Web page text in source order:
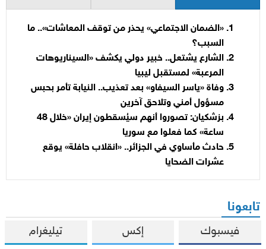
«الضمان الاجتماعي» يحذر من توقف المعاشات».. ما
السبب؟
الشارع يشتعل.. خبير دولي يكشف «السيناريوهات
المرعبة» لمستقبل ليبيا
وفاة «ياسر السيفاو» بعد تعذيب.. النيابة تأمر بحبس
مسؤول أمني وتلاحق آخرين
بزشكيان: تصوروا أنهم سيُسقطون إيران «خلال 48
ساعة» كما فعلوا مع سوريا
حادث مأساوي في الجزائر.. «انقلاب حافلة» يوقع
عشرات الضحايا
تابعونا
فيسبوك إكس تيليغرام